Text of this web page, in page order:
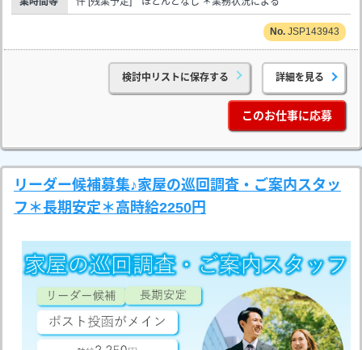
JSP143943
検討中リストに保存する 詳細を見る
このお仕事に応募
リーダー候補募集♪家屋の巡回調査・ご案内スタッ
フ＊長期安定＊高時給2250円